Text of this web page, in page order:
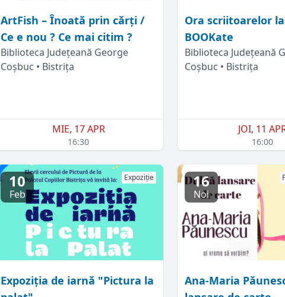
ArtFish – Înoată prin cărți /
Ce e nou ? Ce mai citim ?
Biblioteca Județeană George
Coșbuc • Bistrița
MIE, 17 APR
16:30
Ora scriitoarelor
BOOKate
Biblioteca Județeană
Coșbuc • Bistrița
JOI, 11
16:00
10
Feb
Expoziție
Expoziția de iarnă "Pictura la
16
Noi
Ana-Maria